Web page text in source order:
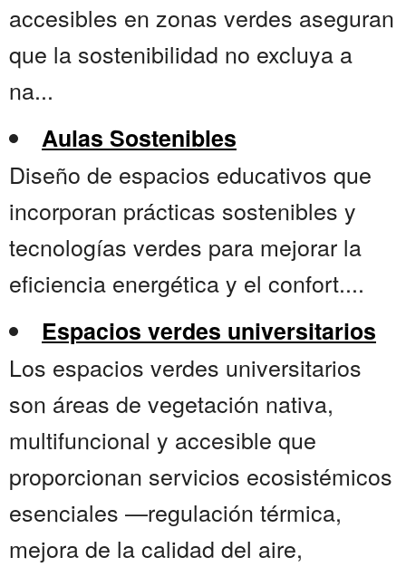
accesibles en zonas verdes aseguran
que la sostenibilidad no excluya a
na...
Aulas Sostenibles
Diseño de espacios educativos que
incorporan prácticas sostenibles y
tecnologías verdes para mejorar la
eficiencia energética y el confort....
Espacios verdes universitarios
Los espacios verdes universitarios
son áreas de vegetación nativa,
multifuncional y accesible que
proporcionan servicios ecosistémicos
esenciales —regulación térmica,
mejora de la calidad del aire,